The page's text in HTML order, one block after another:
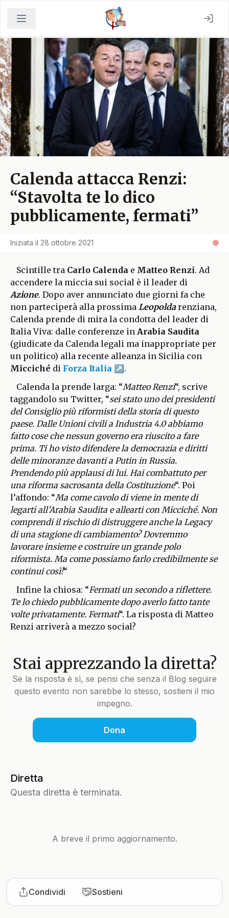
Calenda attacca Renzi:
“Stavolta te lo dico
pubblicamente, fermati”
Iniziata il 28 ottobre 2021
Scintille tra Carlo Calenda e Matteo Renzi. Ad
accendere la miccia sui social è il leader di
Azione. Dopo aver annunciato due giorni fa che
non parteciperà alla prossima Leopoldarenziana,
Calenda prende di mira la condotta del leader di
Italia Viva: dalle conferenze in Arabia Saudita
(giudicate da Calenda legali ma inappropriate per
un politico) alla recente alleanza in Sicilia con
Micciché di Forza Italia
.
Calenda la prende larga: “Matteo Renzi“, scrive
taggandolo su Twitter, “sei stato uno dei presidenti
del Consiglio più riformisti della storia di questo
paese. Dalle Unioni civili a Industria 4.0 abbiamo
fatto cose che nessun governo era riuscito a fare
prima. Ti ho visto difendere la democrazia e diritti
delle minoranze davanti a Putin in Russia.
Prendendo più applausi di lui. Hai combattuto per
una riforma sacrosanta della Costituzione“. Poi
l’affondo: “Ma come cavolo di viene in mente di
legarti all’Arabia Saudita e allearti con Micciché. Non
comprendi il rischio di distruggere anche la Legacy
di una stagione di cambiamento? Dovremmo
lavorare insieme e costruire un grande polo
riformista. Ma come possiamo farlo credibilmente se
continui così!“
Infine la chiosa: “Fermati un secondo a riflettere.
Te lo chiedo pubblicamente dopo averlo fatto tante
volte privatamente. Fermati“. La risposta di Matteo
Renzi arriverà a mezzo social?
Stai apprezzando la diretta?
Se la risposta è sì, se pensi che senza il Blog seguire
questo evento non sarebbe lo stesso, sostieni il mio
impegno.
Dona
Diretta
Questa diretta è terminata.
A breve il primo aggiornamento.
Condividi Sostieni